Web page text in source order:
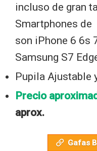
incluso de gran
Smartphones
son iPhone 6 6s
Samsung S7
Pupila Ajustable
Precio
aprox.
Gafas